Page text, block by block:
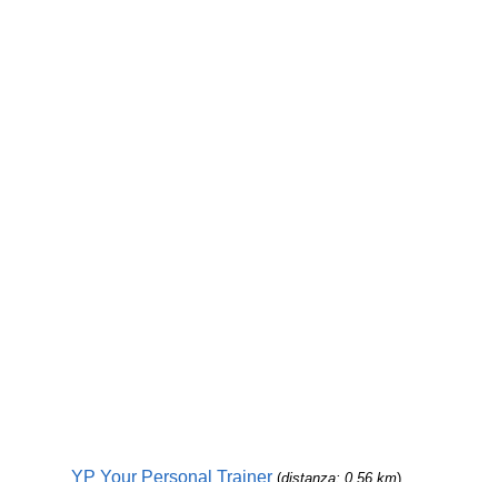
YP Your Personal Trainer (distanza: 0,56 km)